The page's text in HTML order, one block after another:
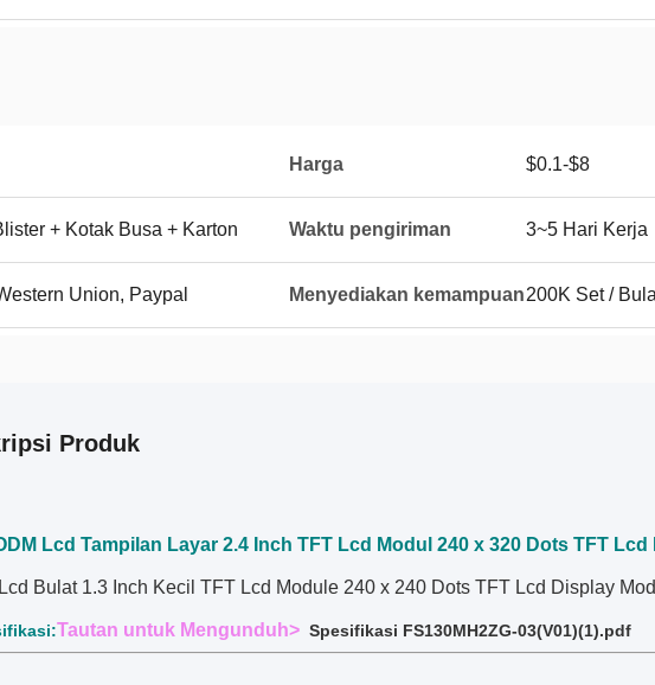
Harga $0.1-$8
+ Kotak Busa + Karton Waktu pengiriman 3~5 Hari Kerja
Union, Paypal Menyediakan kemampuan200K Set /
Produk
Lcd Tampilan Layar 2.4 Inch TFT Lcd Modul 240 x 320 Dots TFT
Bulat 1.3 Inch Kecil TFT Lcd Module 240 x 240 Dots TFT Lcd Display
Tautan untuk Mengunduh> Spesifikasi FS130MH2ZG-03(V01)(1).pdf